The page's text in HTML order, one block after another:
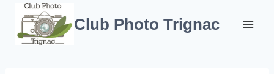
contenu
Club Photo Trignac